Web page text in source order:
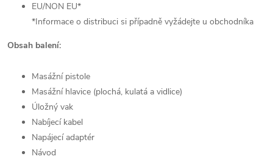
EU/NON EU*
*Informace o distribuci si případně vyžádejte u obchodníka
Obsah balení:
Masážní pistole
Masážní hlavice (plochá, kulatá a vidlice)
Úložný vak
Nabíjecí kabel
Napájecí adaptér
Návod